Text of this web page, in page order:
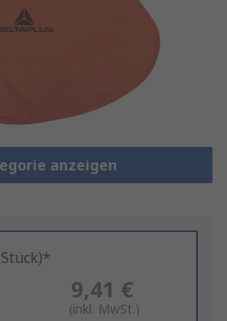
anzeigen
9,41 €
(inkl. MwSt.)